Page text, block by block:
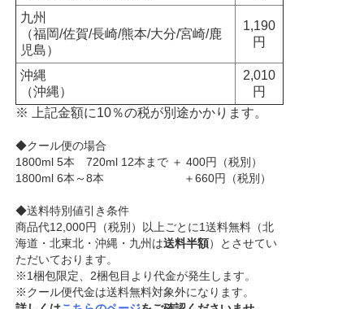
九州
（福岡/佐賀/長崎/熊本/大分/宮崎/鹿
児島）
1,190
円
沖縄
（沖縄）
2,010
円
※ 上記金額に10％の税が別途かかります。
◆クール便の場合
1800ml 5本 720ml 12本まで ＋ 400円（税別）
1800ml 6本～8本 ＋660円（税別）
◆送料特別値引き条件
商品代12,000円（税別）以上ごとに1送料無料（北
海道・北東北・沖縄・九州は送料半額）とさせてい
ただいております。
※1梱包限定、2梱包目より代金が発生します。
※クール便代金は送料無料対象外になります。